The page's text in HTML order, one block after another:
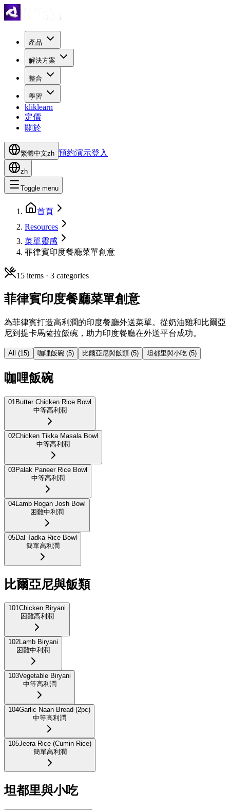
產品
解決方案
整合
學習
kliklearn
定價
關於
繁體中文zh 預約演示登入
zh
Toggle menu
首頁
Resources
菜單靈感
菲律賓印度餐廳菜單創意
15 items · 3 categories
菲律賓印度餐廳菜單創意
為菲律賓打造高利潤的印度餐廳外送菜單。從奶油雞和比爾亞
尼到提卡馬薩拉飯碗，助力印度餐廳在外送平台成功。
All (15) 咖哩飯碗 (5) 比爾亞尼與飯類 (5) 坦都里與小吃 (5)
咖哩飯碗
01 Butter Chicken Rice Bowl
中等高利潤
02Chicken Tikka Masala Bowl
中等高利潤
03Palak Paneer Rice Bowl
中等高利潤
04Lamb Rogan Josh Bowl
困難中利潤
05Dal Tadka Rice Bowl
簡單高利潤
比爾亞尼與飯類
101Chicken Biryani
困難高利潤
102Lamb Biryani
困難中利潤
103Vegetable Biryani
中等高利潤
104Garlic Naan Bread (2pc)
中等高利潤
105Jeera Rice (Cumin Rice)
簡單高利潤
坦都里與小吃